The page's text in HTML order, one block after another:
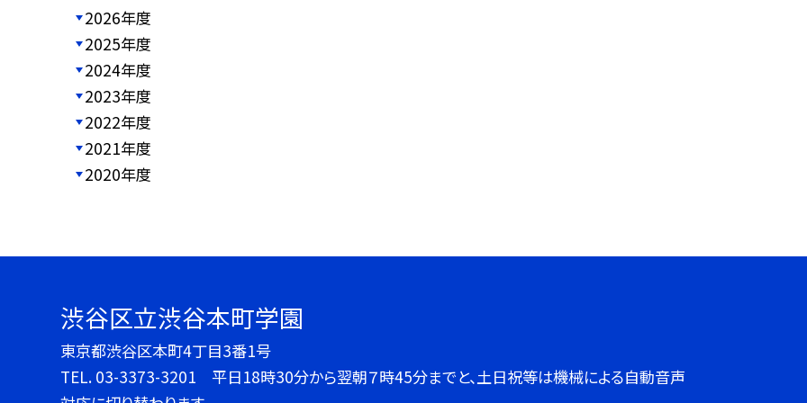
2026年度
2025年度
2024年度
2023年度
2022年度
2021年度
2020年度
渋谷区立渋谷本町学園
東京都渋谷区本町4丁目3番1号
TEL. 03-3373-3201 平日18時30分から翌朝７時45分までと、土日祝等は機械による自動音声